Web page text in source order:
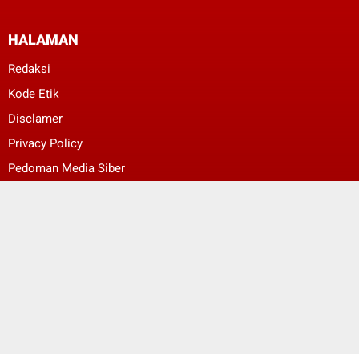
HALAMAN
Redaksi
Kode Etik
Disclamer
Privacy Policy
Pedoman Media Siber